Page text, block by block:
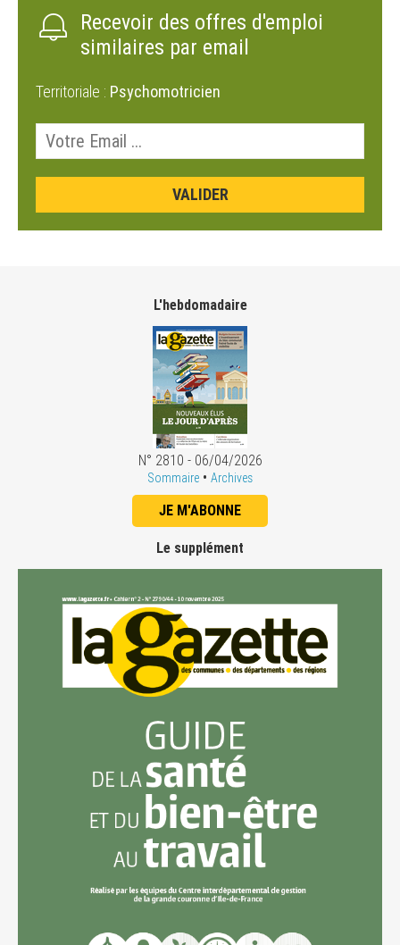
Recevoir des offres d'emploi
similaires par email
Territoriale : Psychomotricien
L'hebdomadaire
N° 2810 - 06/04/2026
Sommaire • Archives
JE M'ABONNE
Le supplément